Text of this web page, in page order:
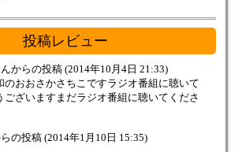
投稿レビュー
からの投稿 (2014年10月4日 21:33)
のおおさかさちこですラジオ番組に聴いて
ございますまだラジオ番組に聴いてくださ
の投稿 (2014年1月10日 15:35)